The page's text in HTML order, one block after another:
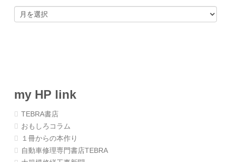
ア
ー
my HP link
TEBRA書店
おもしろコラム
１冊からの本作り
自動車修理専門書店TEBRA